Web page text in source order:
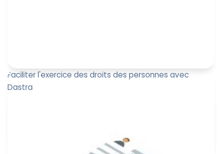
Faciliter l'exercice des droits des personnes avec
Dastra